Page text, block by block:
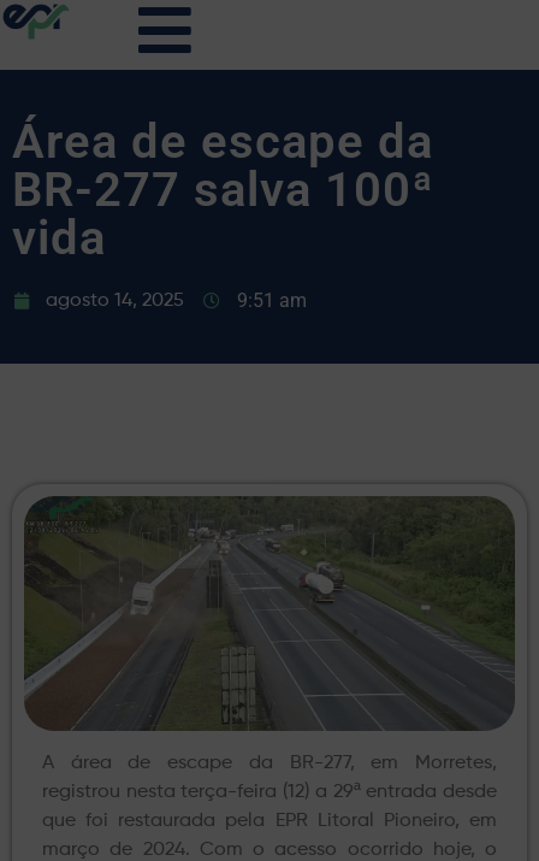
Área de escape da
BR-277 salva 100ª
vida
agosto 14, 2025 9:51 am
A área de escape da BR-277, em Morretes,
registrou nesta terça-feira (12) a 29ª entrada desde
que foi restaurada pela EPR Litoral Pioneiro, em
março de 2024. Com o acesso ocorrido hoje, o